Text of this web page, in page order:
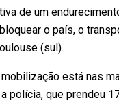
de um
o país, o
(sul).
está nas
polícia, que prendeu